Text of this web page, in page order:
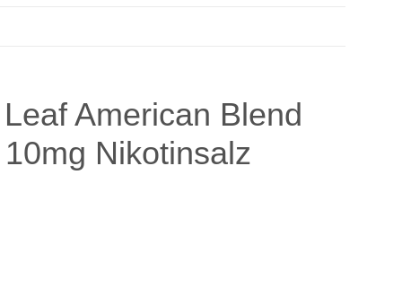
American Blend
Nikotinsalz